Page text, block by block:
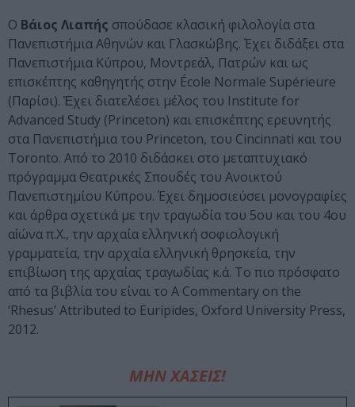
Ο Βάιος Λιαπής σπούδασε κλασική φιλολογία στα
Πανεπιστήμια Αθηνών και Γλασκώβης. Έχει διδάξει στα
Πανεπιστήμια Κύπρου, Μοντρεάλ, Πατρών και ως
επισκέπτης καθηγητής στην École Normale Supérieure
(Παρίσι). Ἐχει διατελέσει μέλος του Institute for
Advanced Study (Princeton) και επισκέπτης ερευνητής
στα Πανεπιστήμια του Princeton, του Cincinnati και του
Toronto. Από το 2010 διδάσκει στο μεταπτυχιακό
πρόγραμμα Θεατρικές Σπουδές του Ανοικτού
Πανεπιστημίου Κύπρου. Έχει δημοσιεύσει μονογραφίες
και άρθρα σχετικά με την τραγωδία του 5ου και του 4ου
αἰώνα π.Χ., την αρχαία ελληνική σοφιολογική
γραμματεία, την αρχαία ελληνική θρησκεία, την
επιβίωση της αρχαίας τραγωδίας κ.ά. Το πιο πρόσφατο
από τα βιβλία του είναι το A Commentary on the
‘Rhesus’ Attributed to Euripides, Oxford University Press,
2012.
ΜΗΝ ΧΑΣΕΙΣ!